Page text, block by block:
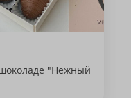
"Нежный